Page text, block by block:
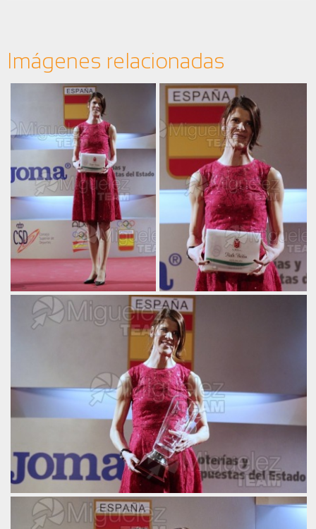
Imágenes relacionadas